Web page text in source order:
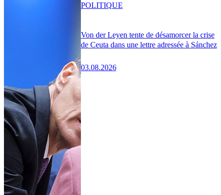
Von der Leyen tente de désamorcer la crise
de Ceuta dans une lettre adressée à Sánchez
03.08.2026
POLITIQUE